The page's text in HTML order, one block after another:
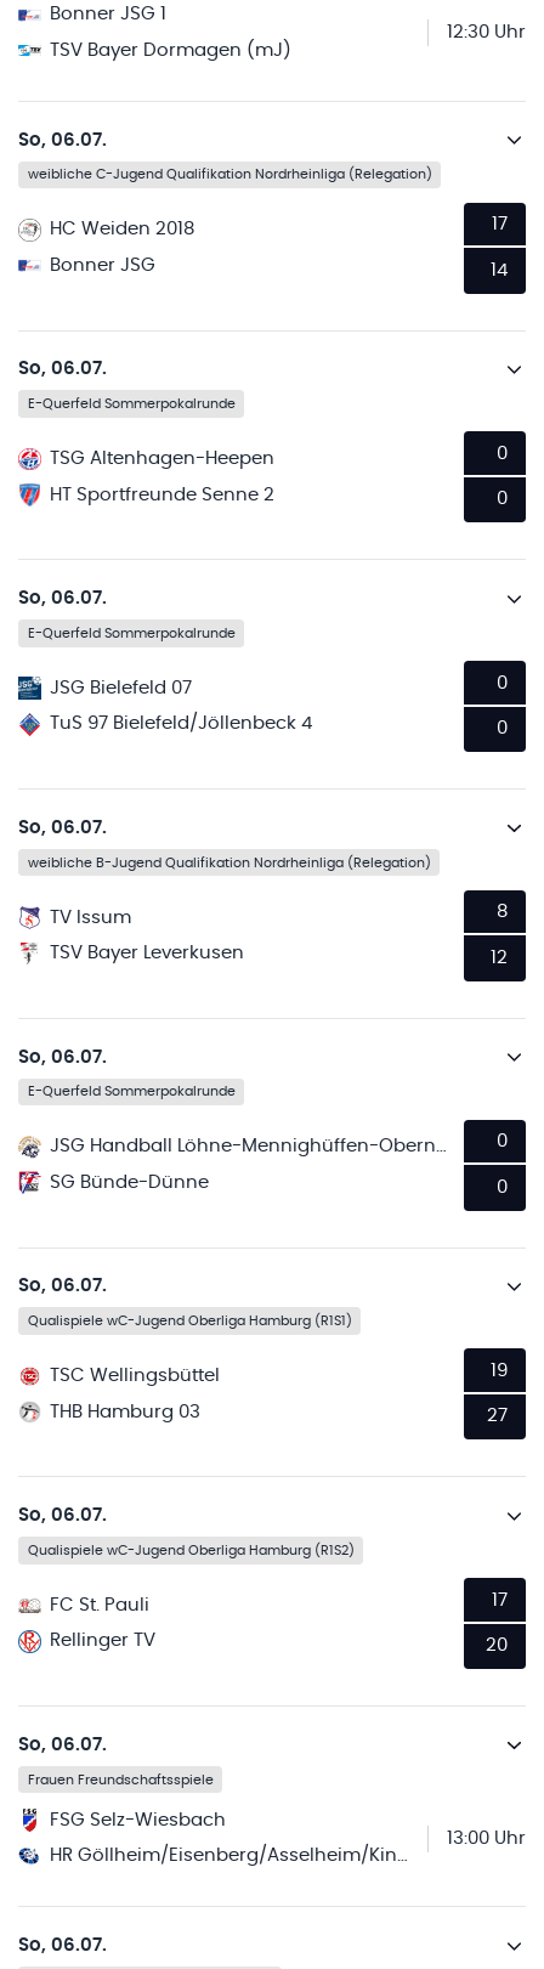
Bonner JSG 1
TSV Bayer Dormagen (mJ)
12:30 Uhr
So, 06.07.
weibliche C-Jugend Qualifikation Nordrheinliga (Relegation)
HC Weiden 2018
Bonner JSG
17
14
So, 06.07.
E-Querfeld Sommerpokalrunde
TSG Altenhagen-Heepen
HT Sportfreunde Senne 2
0
0
So, 06.07.
E-Querfeld Sommerpokalrunde
JSG Bielefeld 07
TuS 97 Bielefeld/Jöllenbeck 4
0
0
So, 06.07.
weibliche B-Jugend Qualifikation Nordrheinliga (Relegation)
TV Issum
TSV Bayer Leverkusen
8
12
So, 06.07.
E-Querfeld Sommerpokalrunde
JSG Handball Löhne-Mennighüffen-Obernbeck
SG Bünde-Dünne
0
0
So, 06.07.
Qualispiele wC-Jugend Oberliga Hamburg (R1S1)
TSC Wellingsbüttel
THB Hamburg 03
19
27
So, 06.07.
Qualispiele wC-Jugend Oberliga Hamburg (R1S2)
FC St. Pauli
Rellinger TV
17
20
So, 06.07.
Frauen Freundschaftsspiele
FSG Selz-Wiesbach
HR Göllheim/Eisenberg/Asselheim/Kindenheim
13:00 Uhr
So, 06.07.